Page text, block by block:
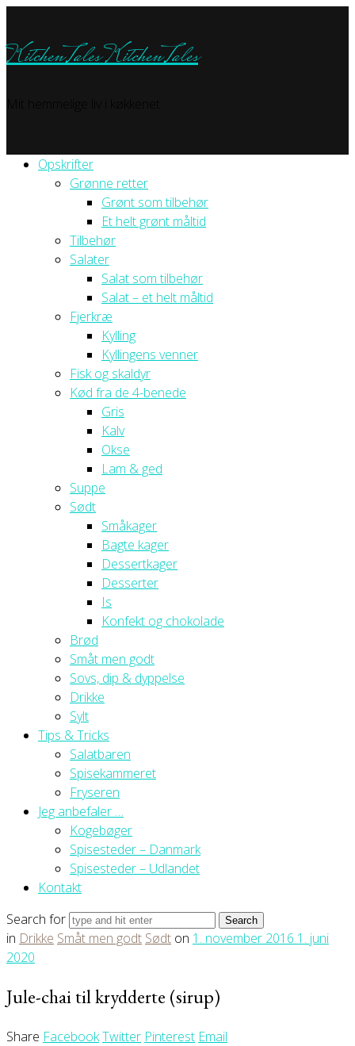
KitchenTalesKitchenTales
Opskrifter
Grønne retter
Grønt som tilbehør
Et helt grønt måltid
Tilbehør
Salater
Salat som tilbehør
Salat – et helt måltid
Fjerkræ
Kylling
Kyllingens venner
Fisk og skaldyr
Kød fra de 4-benede
Gris
Kalv
Okse
Lam & ged
Suppe
Sødt
Småkager
Bagte kager
Dessertkager
Desserter
Is
Konfekt og chokolade
Brød
Småt men godt
Sovs, dip & dyppelse
Drikke
Sylt
Tips & Tricks
Salatbaren
Spisekammeret
Fryseren
Jeg anbefaler …
Kogebøger
Spisesteder – Danmark
Spisesteder – Udlandet
Kontakt
Search for
in Drikke Småt men godt Sødt on 1. november 2016 1. juni
2020
Jule-chai til krydderte (sirup)
Share FacebookTwitter Pinterest Email